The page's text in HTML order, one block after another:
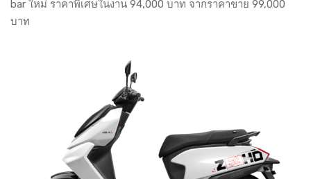
bar ใหม่ ราคาพิเศษในงาน 94,000 บาท จากราคาขาย 99,000
บาท